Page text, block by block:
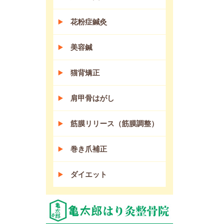
花粉症鍼灸
美容鍼
猫背矯正
肩甲骨はがし
筋膜リリース（筋膜調整）
巻き爪補正
ダイエット